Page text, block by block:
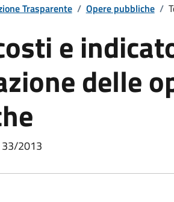
Trasparente / Opere pubbliche /
e
delle
33/2013